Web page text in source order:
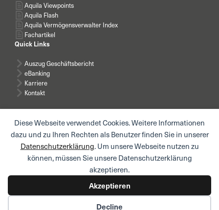
Diese Webseite verwendet Cookies. Weitere Informationen
dazu und zu Ihren Rechten als Benutzer finden Sie in unserer
Datenschutzerklärung. Um unsere Webseite nutzen zu
können, müssen Sie unsere Datenschutzerklärung
akzeptieren.
Akzeptieren
Decline
Aquila Viewpoints
Aquila Flash
Aquila Vermögensverwalter Index
Fachartikel
Quick Links
Auszug Geschäftsbericht
eBanking
Karriere
Kontakt
News abonnieren
© AQUILA AG IImpressumIRechtliche Hinweise /
Datenschutzerklärung